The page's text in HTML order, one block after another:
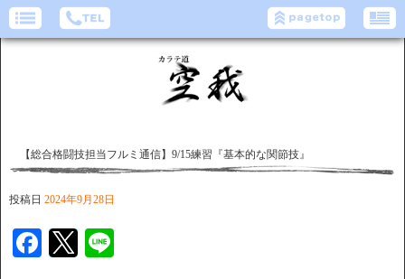
【総合格闘技担当フルミ通信】9/15練習『基本的な関節技』
投稿日 2024年9月28日
Facebook
Twitter